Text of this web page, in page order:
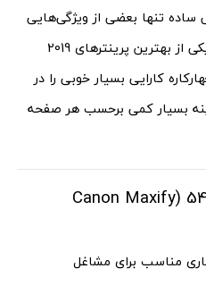
تنها بعضی از ویژگی‌هایی
هستند که MFC-J985DW را به یکی از بهترین پرینترهای 2019
کارایی بسیار خوبی را در
بسیار کمی برحسب هر صفحه
کانن ماکسیفای ام بی 5420 (Canon Maxify
مناسب برای مشاغل